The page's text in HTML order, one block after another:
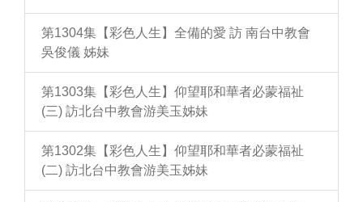
第1304集【彩色人生】全備的愛 訪 南台中教會
吳俊儀 姊妹
第1303集【彩色人生】仰望耶和華者必蒙福祉
(三) 訪北台中教會游美玉姊妹
第1302集【彩色人生】仰望耶和華者必蒙福祉
(二) 訪北台中教會游美玉姊妹